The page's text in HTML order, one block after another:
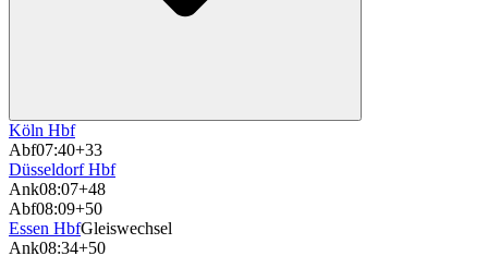
Köln Hbf
Abf07:40+33
Düsseldorf Hbf
Ank08:07+48
Abf08:09+50
Essen HbfGleiswechsel
Ank08:34+50